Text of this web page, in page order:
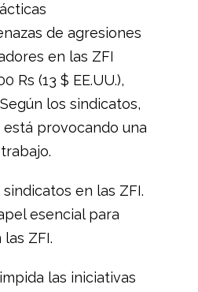
de agresiones
en las ZFI
Rs (13 $ EE.UU.),
los sindicatos,
provocando una
en las ZFI.
esencial para
ZFI.
las iniciativas